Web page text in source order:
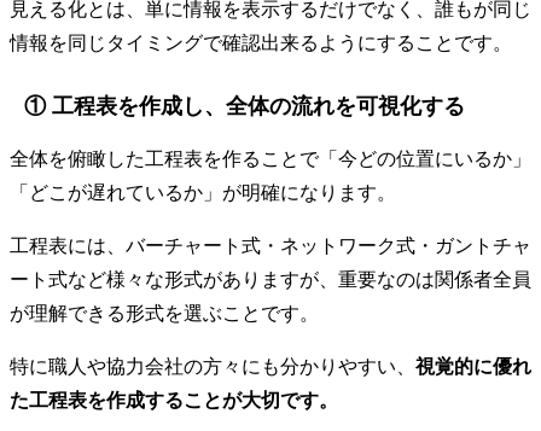
見える化とは、単に情報を表示するだけでなく、誰もが同じ
情報を同じタイミングで確認出来るようにすることです。
① 工程表を作成し、全体の流れを可視化する
全体を俯瞰した工程表を作ることで「今どの位置にいるか」
「どこが遅れているか」が明確になります。
工程表には、バーチャート式・ネットワーク式・ガントチャ
ート式など様々な形式がありますが、重要なのは関係者全員
が理解できる形式を選ぶことです。
特に職人や協力会社の方々にも分かりやすい、 視覚的に優れ
た工程表を作成することが大切です。